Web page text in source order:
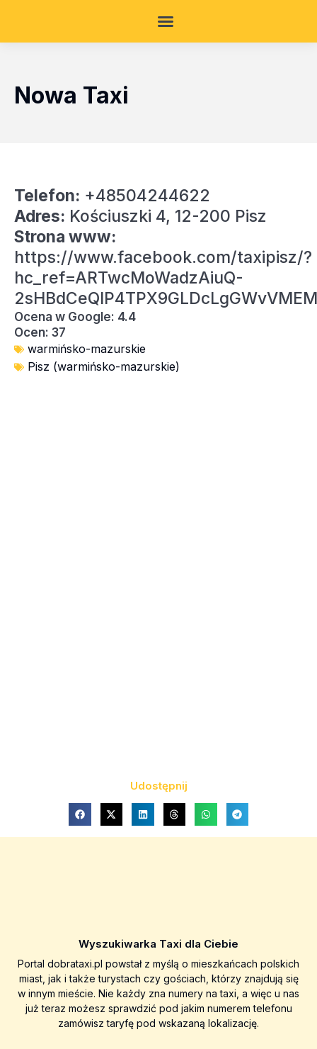
Nowa Taxi
Telefon: +48504244622
Adres: Kościuszki 4, 12-200 Pisz
Strona www:
https://www.facebook.com/taxipisz/?
hc_ref=ARTwcMoWadzAiuQ-
Ocena w Google: 4.4
Ocen: 37
warmińsko-mazurskie
Pisz (warmińsko-mazurskie)
Udostępnij
Wyszukiwarka Taxi dla Ciebie
Portal dobrataxi.pl powstał z myślą o mieszkańcach polskich
miast, jak i także turystach czy gościach, którzy znajdują się
w innym mieście. Nie każdy zna numery na taxi, a więc u nas
już teraz możesz sprawdzić pod jakim numerem telefonu
zamówisz taryfę pod wskazaną lokalizację.